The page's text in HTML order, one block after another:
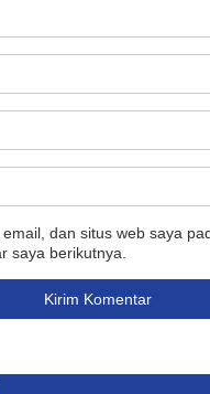
dan situs web saya
saya berikutnya.